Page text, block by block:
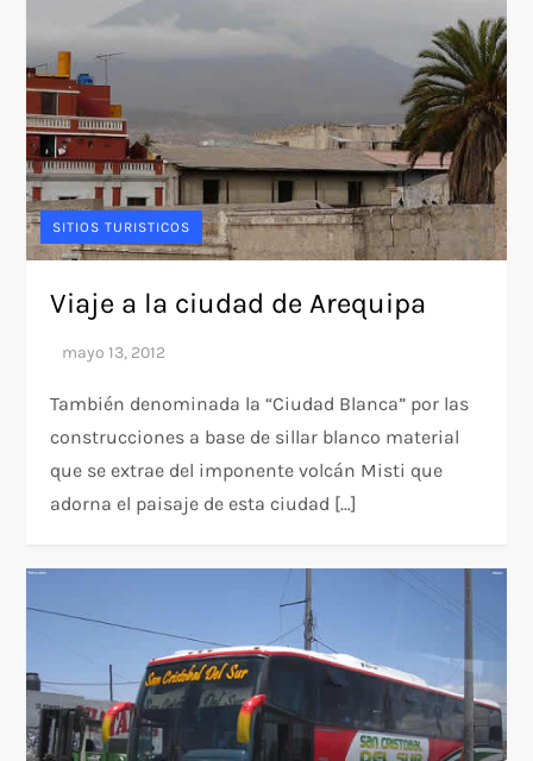
SITIOS TURISTICOS
Viaje a la ciudad de Arequipa
También denominada la “Ciudad Blanca” por las
construcciones a base de sillar blanco material
que se extrae del imponente volcán Misti que
adorna el paisaje de esta ciudad […]